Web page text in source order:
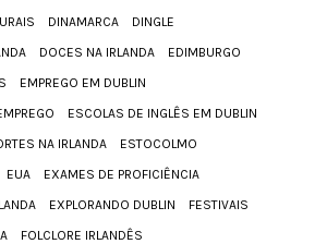
DINAMARCA
DINGLE
DOCES NA IRLANDA
EDIMBURGO
EMPREGO EM DUBLIN
ESCOLAS DE INGLÊS EM DUBLIN
NA IRLANDA
ESTOCOLMO
EUA
EXAMES DE PROFICIÊNCIA
EXPLORANDO DUBLIN
FESTIVAIS
FOLCLORE IRLANDÊS